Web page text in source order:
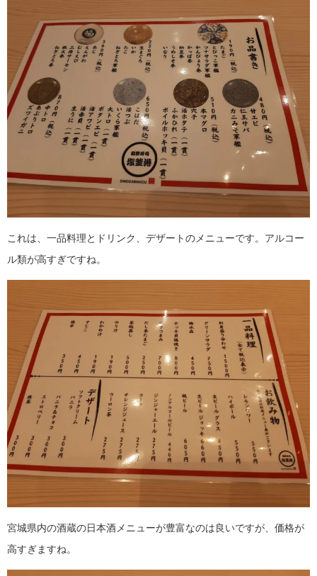
これは、一品料理とドリンク、デザートのメニューです。アルコー
ル類が高すぎですね。
宮城県内の酒蔵の日本酒メニューが豊富なのは良いですが、価格が
高すぎますね。